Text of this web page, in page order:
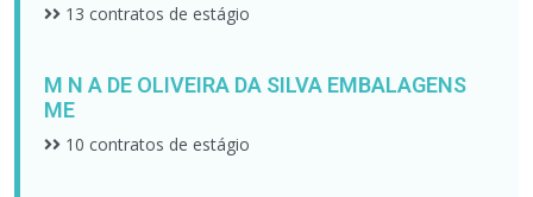
13 contratos de estágio
M N A DE OLIVEIRA DA SILVA EMBALAGENS
ME
10 contratos de estágio